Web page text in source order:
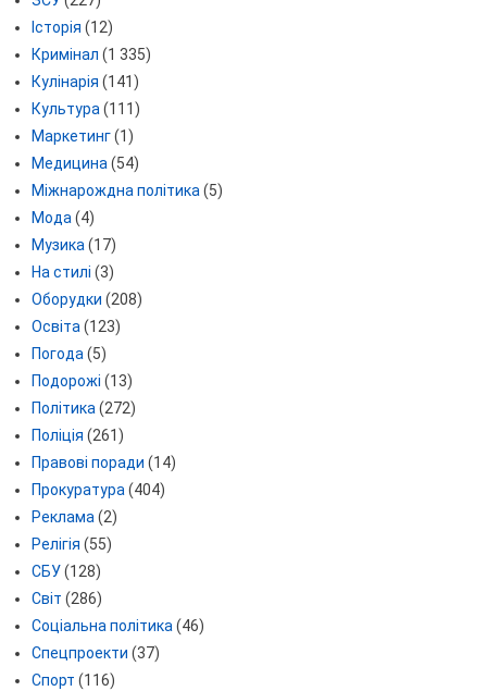
Історія (12)
Кримінал (1 335)
Кулінарія (141)
Культура(111)
Маркетинг(1)
Медицина(54)
Міжнарождна політика(5)
Мода(4)
Музика(17)
На стилі (3)
Оборудки (208)
Освіта(123)
Погода(5)
Подорожі (13)
Політика(272)
Поліція (261)
Правові поради (14)
Прокуратура(404)
Реклама(2)
Релігія (55)
СБУ(128)
Світ (286)
Соціальна політика(46)
Спецпроекти (37)
Спорт (116)